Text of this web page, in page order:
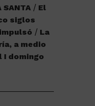
SANTA
El
siglos
La
a medio
I domingo